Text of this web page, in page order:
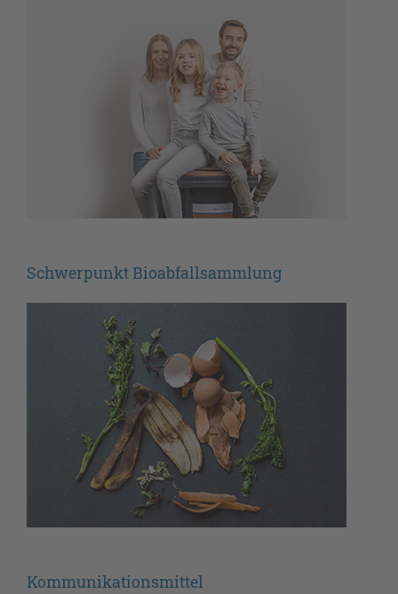
Schwerpunkt Bioabfallsammlung
Kommunikationsmittel